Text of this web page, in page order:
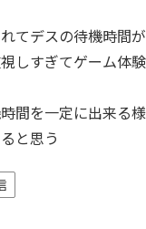
てデスの待機時間
しすぎてゲーム体
間を一定に出来る
と思う